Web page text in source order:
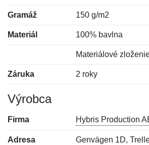
Gramáž 150 g/m2
Materiál 100% bavlna
Materiálové
Záruka 2 roky
Výrobca
Firma Hybris Production
Adresa Genvägen 1D,